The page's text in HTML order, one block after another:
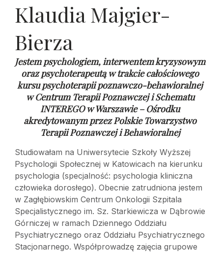
Klaudia Majgier-
Bierza
Jestem psychologiem, interwentem kryzysowym
oraz psychoterapeutą w trakcie całościowego
kursu psychoterapii poznawczo-behawioralnej
wCentrum Terapii Poznawczej i Schematu
INTEREGO w Warszawie – Ośrodku
akredytowanym przez Polskie Towarzystwo
Terapii Poznawczej i Behawioralnej
Studiowałam na Uniwersytecie Szkoły Wyższej
Psychologii Społecznej w Katowicach na kierunku
psychologia (specjalność: psychologia kliniczna
człowieka dorosłego). Obecnie zatrudniona jestem
w Zagłębiowskim Centrum Onkologii Szpitala
Specjalistycznego im. Sz. Starkiewicza w Dąbrowie
Górniczej w ramach Dziennego Oddziału
Psychiatrycznego oraz Oddziału Psychiatrycznego
Stacjonarnego. Współprowadzę zajęcia grupowe